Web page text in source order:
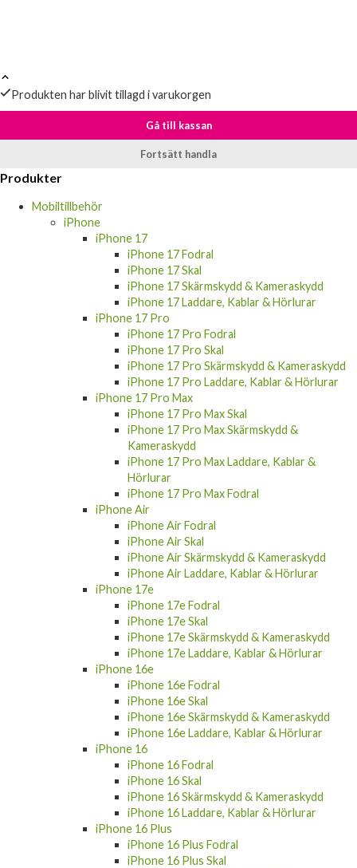
Produkten har blivit tillagd i varukorgen
Gå till kassan
Fortsätt handla
Produkter
Mobiltillbehör
iPhone
iPhone 17
iPhone 17 Fodral
iPhone 17 Skal
iPhone 17 Skärmskydd & Kameraskydd
iPhone 17 Laddare, Kablar & Hörlurar
iPhone 17 Pro
iPhone 17 Pro Fodral
iPhone 17 Pro Skal
iPhone 17 Pro Skärmskydd & Kameraskydd
iPhone 17 Pro Laddare, Kablar & Hörlurar
iPhone 17 Pro Max
iPhone 17 Pro Max Skal
iPhone 17 Pro Max Skärmskydd &
Kameraskydd
iPhone 17 Pro Max Laddare, Kablar &
Hörlurar
iPhone 17 Pro Max Fodral
iPhone Air
iPhone Air Fodral
iPhone Air Skal
iPhone Air Skärmskydd & Kameraskydd
iPhone Air Laddare, Kablar & Hörlurar
iPhone 17e
iPhone 17e Fodral
iPhone 17e Skal
iPhone 17e Skärmskydd & Kameraskydd
iPhone 17e Laddare, Kablar & Hörlurar
iPhone 16e
iPhone 16e Fodral
iPhone 16e Skal
iPhone 16e Skärmskydd & Kameraskydd
iPhone 16e Laddare, Kablar & Hörlurar
iPhone 16
iPhone 16 Fodral
iPhone 16 Skal
iPhone 16 Skärmskydd & Kameraskydd
iPhone 16 Laddare, Kablar & Hörlurar
iPhone 16 Plus
iPhone 16 Plus Fodral
iPhone 16 Plus Skal